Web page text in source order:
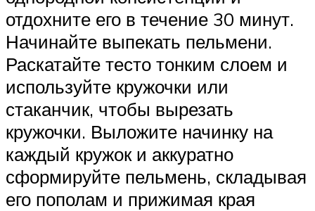
отдохните его в течение 30 минут.
Начинайте выпекать пельмени.
Раскатайте тесто тонким слоем и
используйте кружочки или
стаканчик, чтобы вырезать
кружочки. Выложите начинку на
каждый кружок и аккуратно
сформируйте пельмень, складывая
его пополам и прижимая края